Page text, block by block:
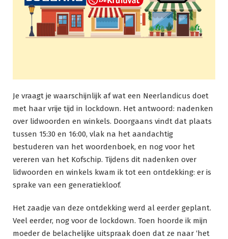
Je vraagt je waarschijnlijk af wat een Neerlandicus doet
met haar vrije tijd in lockdown. Het antwoord: nadenken
over lidwoorden en winkels. Doorgaans vindt dat plaats
tussen 15:30 en 16:00, vlak na het aandachtig
bestuderen van het woordenboek, en nog voor het
vereren van het Kofschip. Tijdens dit nadenken over
lidwoorden en winkels kwam ik tot een ontdekking: er is
sprake van een generatiekloof.
Het zaadje van deze ontdekking werd al eerder geplant.
Veel eerder, nog voor de lockdown. Toen hoorde ik mijn
moeder de belachelijke uitspraak doen dat ze naar ‘het